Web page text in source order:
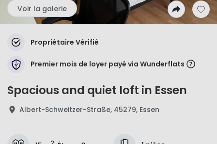
Voir la galerie
Propriétaire Vérifié
Premier mois de loyer payé via Wunderflats
Spacious and quiet loft in Essen
Albert-Schweitzer-Straße, 45279, Essen